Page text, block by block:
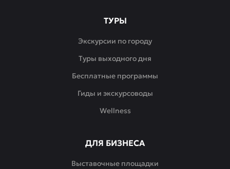
ТУРЫ
Экскурсии по городу
Туры выходного дня
Бесплатные программы
Гиды и экскурсоводы
Wellness
ДЛЯ БИЗНЕСА
Выставочные площадки